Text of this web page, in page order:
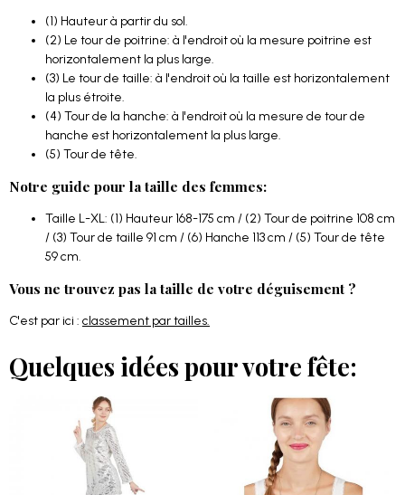
(1) Hauteur à partir du sol.
(2) Le tour de poitrine: à l'endroit où la mesure poitrine est
horizontalement la plus large.
(3) Le tour de taille: à l'endroit où la taille est horizontalement
la plus étroite.
(4) Tour de la hanche: à l'endroit où la mesure de tour de
hanche est horizontalement la plus large.
(5) Tour de tête.
Notre guide pour la taille des femmes:
Taille L-XL: (1) Hauteur 168-175 cm / (2) Tour de poitrine 108 cm
/ (3) Tour de taille 91 cm / (6) Hanche 113 cm / (5) Tour de tête
59 cm.
Vous ne trouvez pas la taille de votre déguisement ?
C'est par ici : classement par tailles.
Quelques idées pour votre fête: